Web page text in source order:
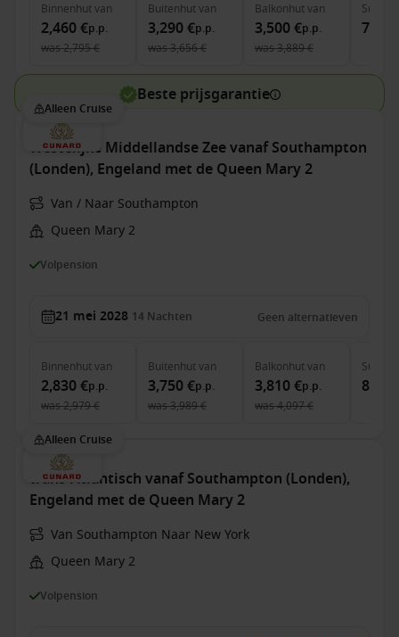
Binnenhutvan
2,460 €p.p.
was2,795 €
Buitenhutvan
3,290 €p.p.
was3,656 €
Balkonhutvan
3,500 €p.p.
was3,889 €
Suite
Beste prijsgarantie
Alleen Cruise
Westelijke Middellandse Zee vanaf Southampton
(Londen), Engeland met de Queen Mary 2
Van / Naar Southampton
Queen Mary 2
Volpension
21 mei 2028 14 Nachten Geen alternatieven
Binnenhutvan
2,830 €p.p.
was2,979 €
Buitenhutvan
3,750 €p.p.
was3,989 €
Balkonhutvan
3,810 €p.p.
was4,097 €
Suite
Alleen Cruise
trans-Atlantisch vanaf Southampton (Londen),
Engeland met de Queen Mary 2
Van Southampton Naar New York
Queen Mary 2
Volpension